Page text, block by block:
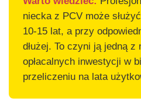
niecka z PCV może
10-15 lat, a przy
dłużej. To czyni ją jedną z
opłacalnych inwestycji w
przeliczeniu na lata